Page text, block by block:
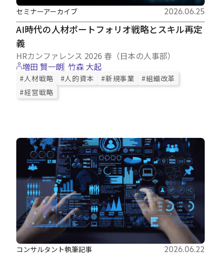
AI時代の人材ポートフォリオ戦略とスキル再定
義
HRカンファレンス 2026 春（日本の人事部）
セミナーアーカイブ 2026.06.25
増田 賢一朗 竹森 大起
#人材戦略 #人的資本 #新規事業
#組織改革
#経営戦略
コンサルタント執筆記事 2026.06.22